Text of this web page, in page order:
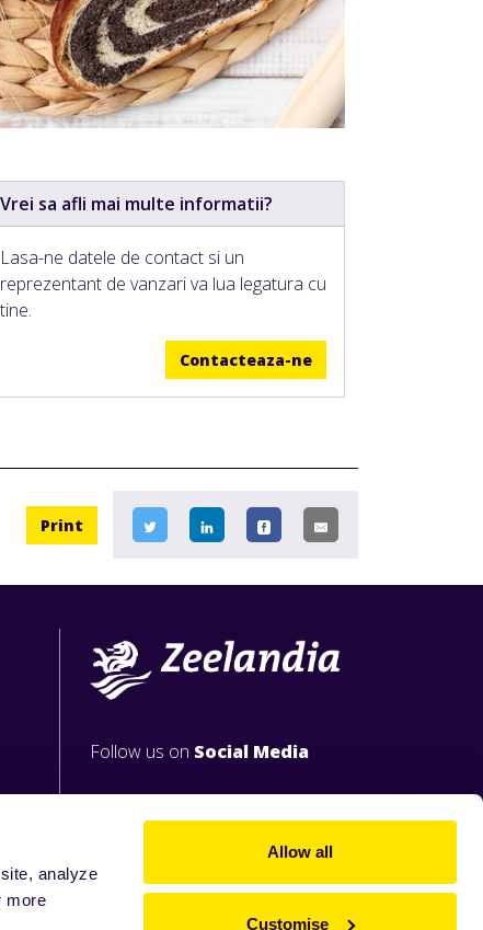
analyze
more
Allow all
Customise
Vrei sa afli mai multe informatii?
Lasa-ne datele de contact si un
reprezentant de vanzari va lua legatura cu
tine.
Contacteaza-ne
Print
Follow us on Social Media